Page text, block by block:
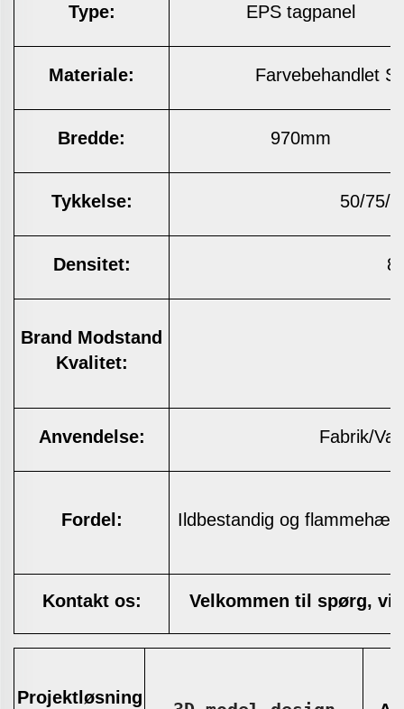
Type: EPS tagpanel
Materiale: Farvebehandlet
Bredde: 970mm
Tykkelse: 50/75/
Densitet:
Brand Modstand
Kvalitet:
Anvendelse: Fabrik/
Fordel: Ildbestandig og
Kontakt os: Velkommen til spørg, vi
Projektløsning